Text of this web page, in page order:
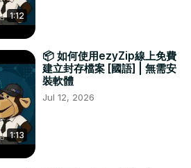
1:12
1:13
📦 如何使用ezyZip線上免費
建立封存檔案 [國語] | 無需安
裝軟體
Jul 12, 2026